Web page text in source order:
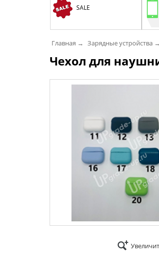
SALE
Главная → Зарядные устройства →
Чехол для